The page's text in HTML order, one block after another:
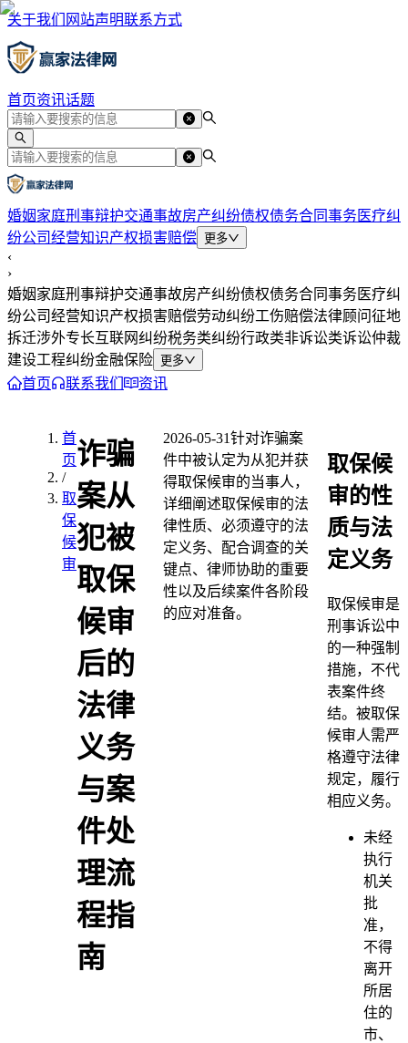
关于我们 网站声明联系方式
首页资讯话题
婚姻家庭刑事辩护交通事故房产纠纷债权债务合同事务医疗纠
纷公司经营知识产权损害赔偿 更多
‹
›
婚姻家庭刑事辩护交通事故房产纠纷债权债务合同事务医疗纠
纷公司经营知识产权损害赔偿劳动纠纷工伤赔偿法律顾问征地
拆迁涉外专长互联网纠纷税务类纠纷行政类非诉讼类诉讼仲裁
建设工程纠纷金融保险 更多
首页 联系我们 资讯
首
页
/
取
保
候
审
诈骗
案从
犯被
取保
候审
后的
法律
义务
与案
件处
理流
程指
南
2026-05-31针对诈骗案
件中被认定为从犯并获
得取保候审的当事人，
详细阐述取保候审的法
律性质、必须遵守的法
定义务、配合调查的关
键点、律师协助的重要
性以及后续案件各阶段
的应对准备。
取保候
审的性
质与法
定义务
取保候审是
刑事诉讼中
的一种强制
措施，不代
表案件终
结。被取保
候审人需严
格遵守法律
规定，履行
相应义务。
未经
执行
机关
批
准，
不得
离开
所居
住的
市、